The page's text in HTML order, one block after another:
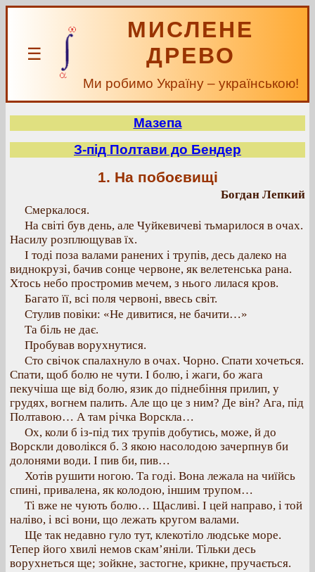
☰
МИСЛЕНЕ
ДРЕВО
Ми робимо Україну – українською!
Мазепа
З-під Полтави до Бендер
1. На побоєвищі
Богдан Лепкий
Смеркалося.
На світі був день, але Чуйкевичеві тьмарилося в очах.
Насилу розплющував їх.
І тоді поза валами ранених і трупів, десь далеко на
виднокрузі, бачив сонце червоне, як велетенська рана.
Хтось небо простромив мечем, з нього лилася кров.
Багато її, всі поля червоні, ввесь світ.
Стулив повіки: «Не дивитися, не бачити…»
Та біль не дає.
Пробував ворухнутися.
Сто свічок спалахнуло в очах. Чорно. Спати хочеться.
Спати, щоб болю не чути. І болю, і жаги, бо жага
пекучіша ще від болю, язик до піднебіння прилип, у
грудях, вогнем палить. Але що це з ним? Де він? Ага, під
Полтавою… А там річка Ворскла…
Ох, коли б із-під тих трупів добутись, може, й до
Ворскли доволікся б. З якою насолодою зачерпнув би
долонями води. І пив би, пив…
Хотів рушити ногою. Та годі. Вона лежала на чиїйсь
спині, привалена, як колодою, іншим трупом…
Ті вже не чують болю… Щасливі. І цей направо, і той
наліво, і всі вони, що лежать кругом валами.
Ще так недавно гуло тут, клекотіло людське море.
Тепер його хвилі немов скам’яніли. Тільки десь
ворухнеться ще; зойкне, застогне, крикне, пручається.